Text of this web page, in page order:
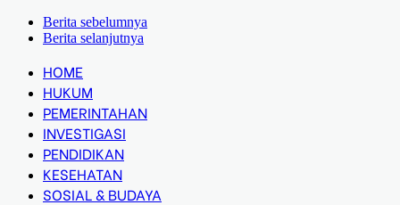
Berita sebelumnya
Berita selanjutnya
HOME
HUKUM
PEMERINTAHAN
INVESTIGASI
PENDIDIKAN
KESEHATAN
SOSIAL & BUDAYA